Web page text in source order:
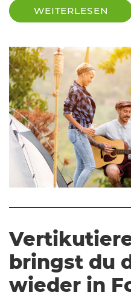
WEITERLESEN
bringst du
wieder in